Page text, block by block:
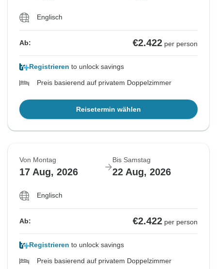
Englisch
Ab: €2.422 per person
Registrieren to unlock savings
Preis basierend auf privatem Doppelzimmer
Reisetermin wählen
Von Montag
17 Aug, 2026
Bis Samstag
22 Aug, 2026
Englisch
Ab: €2.422 per person
Registrieren to unlock savings
Preis basierend auf privatem Doppelzimmer